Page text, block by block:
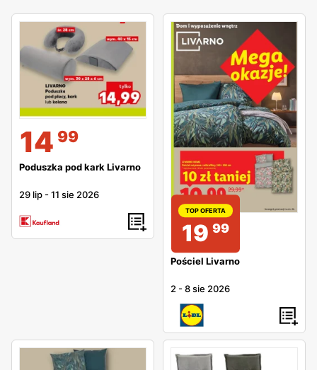
14 99
Poduszka pod kark Livarno
29 lip -11 sie 2026
TOP OFERTA
19 99
Pościel Livarno
2 -8 sie 2026